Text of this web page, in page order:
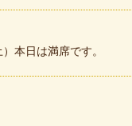
本日は満席です。